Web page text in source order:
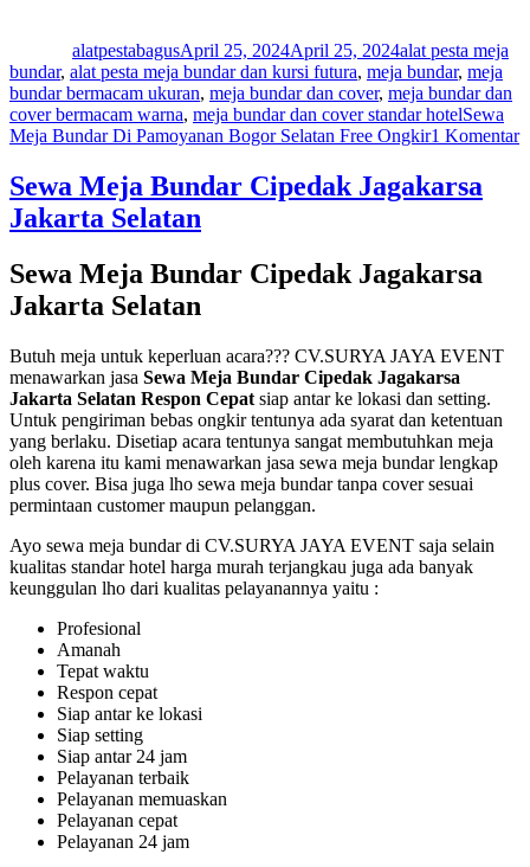
alatpestabagusApril 25, 2024April 25, 2024alat pesta meja
bundar, alat pesta meja bundar dan kursi futura, meja bundar, meja
bundar bermacam ukuran, meja bundar dan cover, meja bundar dan
cover bermacam warna, meja bundar dan cover standar hotelTags
Sewa
Meja Bundar Di Pamoyanan Bogor Selatan Free Ongkir1 Komentar
Sewa Meja Bundar Cipedak Jagakarsa
Jakarta Selatan
Sewa Meja Bundar Cipedak Jagakarsa
Jakarta Selatan
Butuh meja untuk keperluan acara??? CV.SURYA JAYA EVENT
menawarkan jasa Sewa Meja Bundar Cipedak Jagakarsa
Jakarta Selatan Respon Cepat siap antar ke lokasi dan setting.
Untuk pengiriman bebas ongkir tentunya ada syarat dan ketentuan
yang berlaku. Disetiap acara tentunya sangat membutuhkan meja
oleh karena itu kami menawarkan jasa sewa meja bundar lengkap
plus cover. Bisa juga lho sewa meja bundar tanpa cover sesuai
permintaan customer maupun pelanggan.
Ayo sewa meja bundar di CV.SURYA JAYA EVENT saja selain
kualitas standar hotel harga murah terjangkau juga ada banyak
keunggulan lho dari kualitas pelayanannya yaitu :
Profesional
Amanah
Tepat waktu
Respon cepat
Siap antar ke lokasi
Siap setting
Siap antar 24 jam
Pelayanan terbaik
Pelayanan memuaskan
Pelayanan cepat
Pelayanan 24 jam